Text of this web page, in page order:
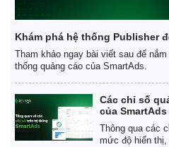
Khám phá hệ thống Publisher
Tham khảo ngay bài viết sau để
thống quảng cáo của SmartAds.
Các chỉ số
của SmartAds
Thông qua các
mức độ hiển